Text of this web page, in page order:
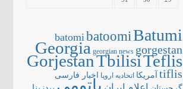
batomibatoomiBatumi
Georgia georgian news gorgestan
GorjestanTbilisiTeflis
tiflis آمریکا اتحادیه اروپا
اخبار فارسی
باتومی